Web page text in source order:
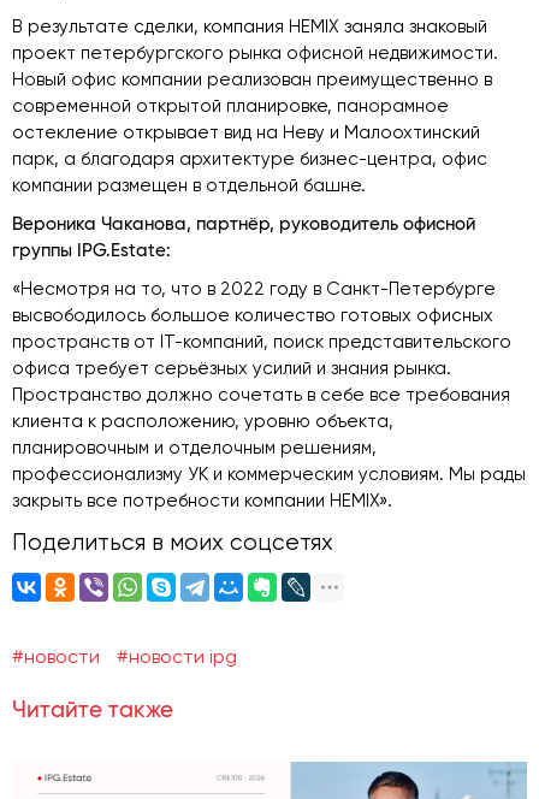
В результате сделки, компания HEMIX заняла знаковый
проект петербургского рынка офисной недвижимости.
Новый офис компании реализован преимущественно в
современной открытой планировке, панорамное
остекление открывает вид на Неву и Малоохтинский
парк, а благодаря архитектуре бизнес-центра, офис
компании размещен в отдельной башне.
Вероника Чаканова, партнёр, руководитель офисной
группы IPG.Estate:
«Несмотря на то, что в 2022 году в Санкт-Петербурге
высвободилось большое количество готовых офисных
пространств от IT-компаний, поиск представительского
офиса требует серьёзных усилий и знания рынка.
Пространство должно сочетать в себе все требования
клиента к расположению, уровню объекта,
планировочным и отделочным решениям,
профессионализму УК и коммерческим условиям. Мы рады
закрыть все потребности компании HEMIX».
Поделиться в моих соцсетях
#новости #новости ipg
Читайте также